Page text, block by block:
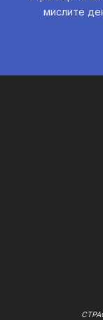
мислите